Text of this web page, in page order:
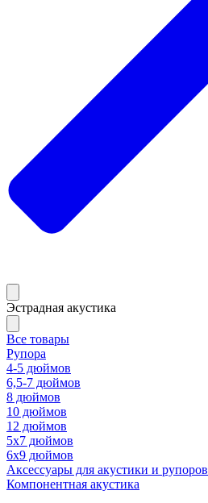
Эстрадная акустика
Все товары
Рупора
4-5 дюймов
6,5-7 дюймов
8 дюймов
10 дюймов
12 дюймов
5x7 дюймов
6х9 дюймов
Аксессуары для акустики и рупоров
Компонентная акустика